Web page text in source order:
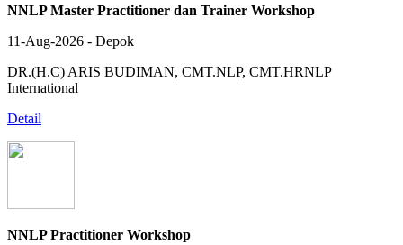
NNLP Master Practitioner dan Trainer Workshop
11-Aug-2026 - Depok
DR.(H.C) ARIS BUDIMAN, CMT.NLP, CMT.HRNLP
International
Detail
NNLP Practitioner Workshop